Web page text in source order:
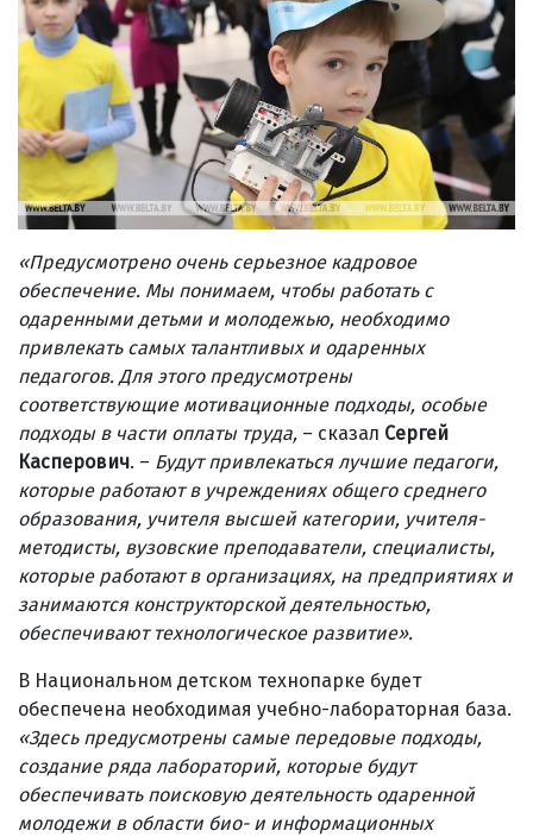
«Предусмотрено очень серьезное кадровое
обеспечение. Мы понимаем, чтобы работать с
одаренными детьми и молодежью, необходимо
привлекать самых талантливых и одаренных
педагогов. Для этого предусмотрены
соответствующие мотивационные подходы, особые
подходы в части оплаты труда, – сказал Сергей
Касперович. – Будут привлекаться лучшие педагоги,
которые работают в учреждениях общего среднего
образования, учителя высшей категории, учителя-
методисты, вузовские преподаватели, специалисты,
которые работают в организациях, на предприятиях и
занимаются конструкторской деятельностью,
обеспечивают технологическое развитие».
В Национальном детском технопарке будет
обеспечена необходимая учебно-лабораторная база.
«Здесь предусмотрены самые передовые подходы,
создание ряда лабораторий, которые будут
обеспечивать поисковую деятельность одаренной
молодежи в области био- и информационных